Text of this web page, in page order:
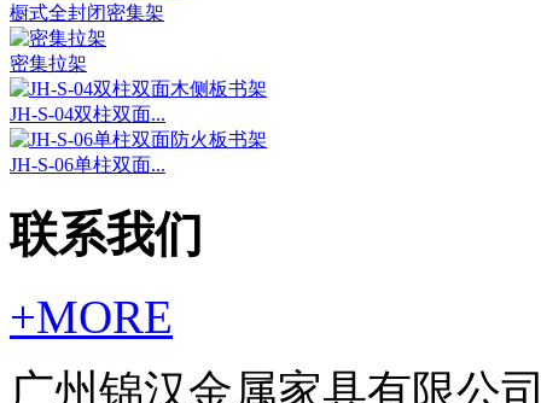
橱式全封闭密集架
密集拉架
JH-S-04双柱双面...
JH-S-06单柱双面...
联系我们
+MORE
广州锦汉金属家具有限公